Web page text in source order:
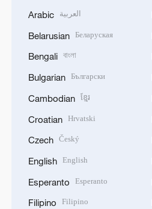
Arabic العربية
Belarusian Беларуская
Bengali বাংলা
Bulgarian Български
Cambodian ខ្មែរ
Croatian Hrvatski
Czech Český
English English
Esperanto Esperanto
Filipino Filipino